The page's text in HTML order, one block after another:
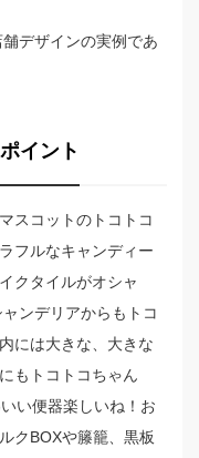
デザインの実例であ
イント
スコットのトコトコ
フルなキャンディー
クタイルがオシャ
ンデリアからもトコ
には大きな、大きな
もトコトコちゃん
い便器楽しいね！お
クBOXや籐籠、黒板